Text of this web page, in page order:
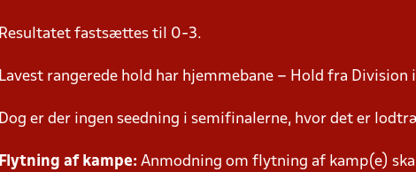
Resultatet fastsættes til 0-3.
Lavest rangerede hold har hjemmebane – Hold fra
Dog er der ingen seedning i semifinalerne, hvor det er
Flytning af kampe: Anmodning om flytning af kamp(e)